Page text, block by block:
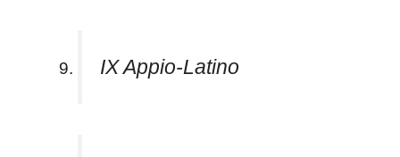
IX Appio-Latino